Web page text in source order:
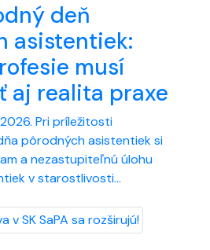
deň
asistentiek:
musí
aj realita praxe
Pri príležitosti
pôrodných asistentiek si
a nezastupiteľnú úlohu
v starostlivosti...